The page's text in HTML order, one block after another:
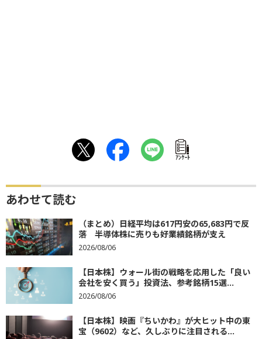
ｱﾝｹｰﾄ
あわせて読む
（まとめ）日経平均は617円安の65,683円で反
落 半導体株に売りも好業績銘柄が支え
2026/08/06
【日本株】ウォール街の戦略を応用した「良い
会社を安く買う」投資法、参考銘柄15選...
2026/08/06
【日本株】映画『ちいかわ』が大ヒット中の東
宝（9602）など、久しぶりに注目される...